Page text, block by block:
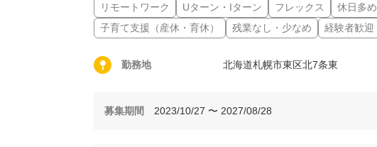
リモートワーク Uターン・Iターン フレックス 休日多め
子育て支援（産休・育休）
残業なし・少なめ 経験者歓迎
勤務地 北海道札幌市東区北7条東
募集期間 2023/10/27 〜 2027/08/28